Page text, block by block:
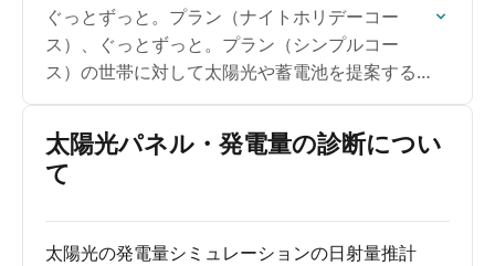
ぐっとずっと。プラン（ナイトホリデーコー
ス）、ぐっとずっと。プラン（シンプルコー
ス）の世帯に対して太陽光や蓄電池を提案する
際、導入後の電気代に最低月額料金が反映され
ないケースがあります。ご注意ください。
太陽光パネル・発電量の診断につい
て
太陽光の発電量シミュレーションの日射量推計